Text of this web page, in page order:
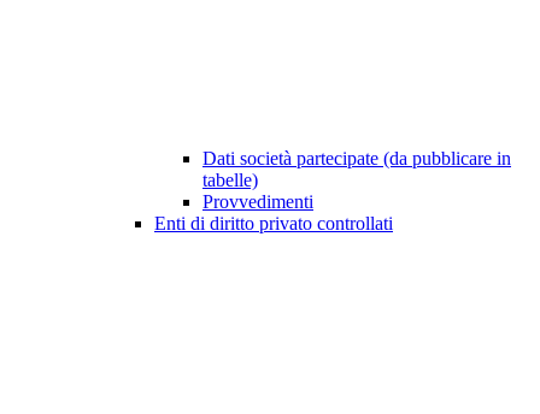
Dati società partecipate (da pubblicare in
tabelle)
Provvedimenti
Enti di diritto privato controllati